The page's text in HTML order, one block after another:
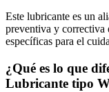
Este lubricante es un
preventiva y correctiva
específicas para el
¿Qué es lo que
Lubricante tipo